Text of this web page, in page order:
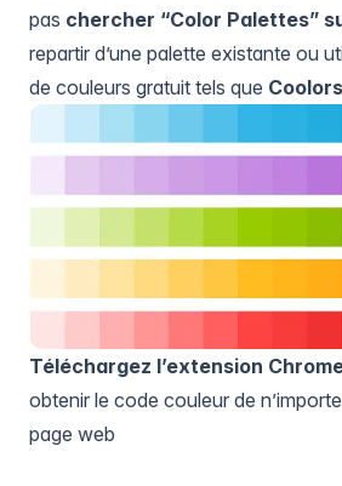
pas chercher “Color Palettes”
repartir d’une palette existante ou
de couleurs gratuit tels que Coolors
Téléchargez l’extension
obtenir le code couleur de
page web